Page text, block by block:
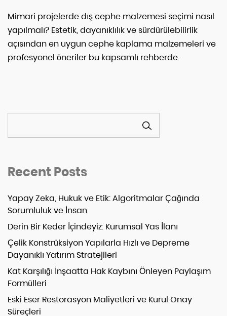
Mimari projelerde dış cephe malzemesi seçimi nasıl
yapılmalı? Estetik, dayanıklılık ve sürdürülebilirlik
açısından en uygun cephe kaplama malzemeleri ve
profesyonel öneriler bu kapsamlı rehberde.
Recent Posts
Yapay Zeka, Hukuk ve Etik: Algoritmalar Çağında
Sorumluluk ve İnsan
Derin Bir Keder İçindeyiz: Kurumsal Yas İlanı
Çelik Konstrüksiyon Yapılarla Hızlı ve Depreme
Dayanıklı Yatırım Stratejileri
Kat Karşılığı İnşaatta Hak Kaybını Önleyen Paylaşım
Formülleri
Eski Eser Restorasyon Maliyetleri ve Kurul Onay
Süreçleri